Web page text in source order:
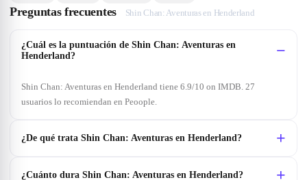
Preguntas frecuentes Shin Chan: Aventuras en Henderland
¿Cuál es la puntuación de Shin Chan: Aventuras en
Henderland?
Shin Chan: Aventuras en Henderland tiene 6.9/10 on IMDB. 27
usuarios lo recomiendan en Peoople.
¿De qué trata Shin Chan: Aventuras en Henderland?
¿Cuánto dura Shin Chan: Aventuras en Henderland?